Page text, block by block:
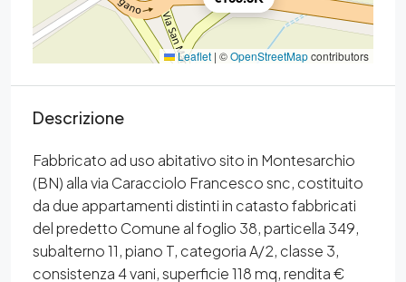
Leaflet | ©OpenStreetMapcontributors
Descrizione
Fabbricato ad uso abitativo sito in Montesarchio
(BN) alla via Caracciolo Francesco snc, costituito
da due appartamenti distinti in catasto fabbricati
del predetto Comune al foglio 38, particella 349,
subalterno 11, piano T, categoria A/2, classe 3,
consistenza 4 vani, superficie 118 mq, rendita €